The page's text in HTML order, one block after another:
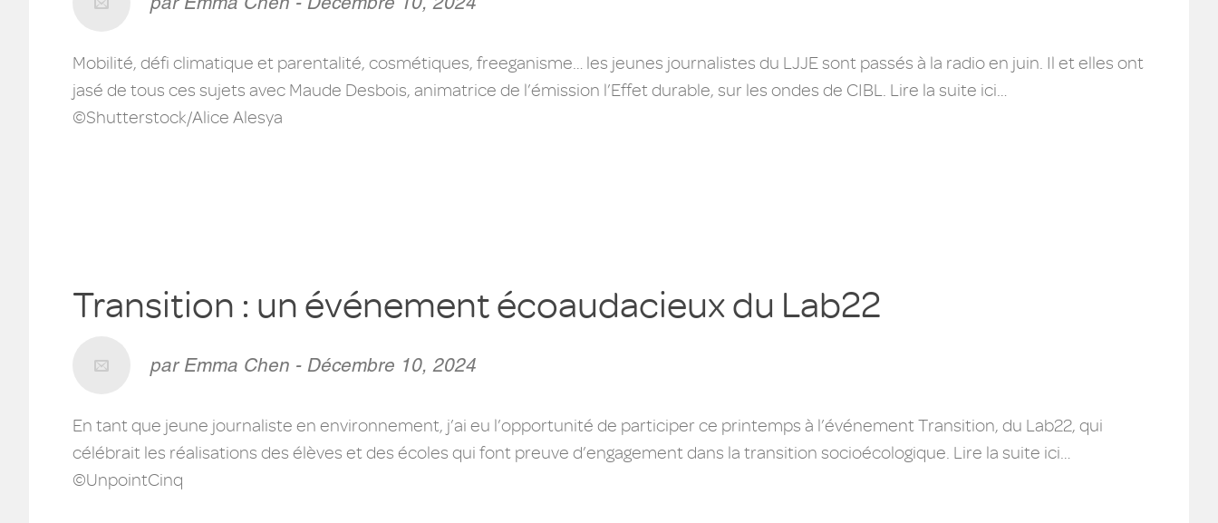
Mobilité, défi climatique et parentalité, cosmétiques, freeganisme… les jeunes journalistes du LJJE sont passés à la radio en juin. Il et elles ont
jasé de tous ces sujets avec Maude Desbois, animatrice de l’émission l’Effet durable, sur les ondes de CIBL. Lire la suite ici…
©Shutterstock/Alice Alesya
Transition : un événement écoaudacieux du Lab22
par Emma Chen - Décembre 10, 2024
En tant que jeune journaliste en environnement, j’ai eu l’opportunité de participer ce printemps à l’événement Transition, du Lab22, qui
célébrait les réalisations des élèves et des écoles qui font preuve d’engagement dans la transition socioécologique. Lire la suite ici…
©UnpointCinq